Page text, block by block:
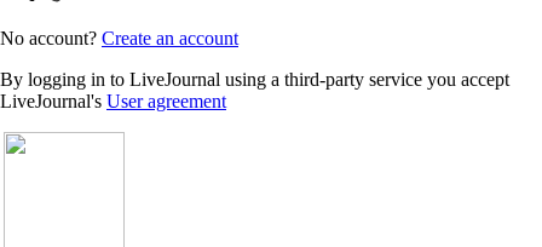
No account? Create an account
By logging in to LiveJournal using a third-party service you accept
LiveJournal's User agreement